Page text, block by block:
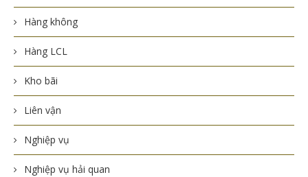
Hàng không
Hàng LCL
Kho bãi
Liên vận
Nghiệp vụ
Nghiệp vụ hải quan